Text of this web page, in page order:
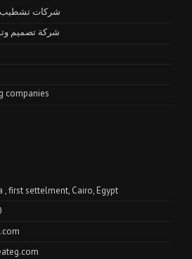
شركات تشطيب
شركة تصميم
companies
first settelment, Cairo, Egypt